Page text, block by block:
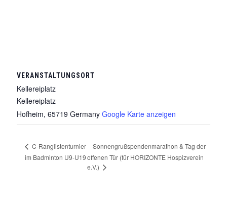
VERANSTALTUNGSORT
Kellereiplatz
Kellereiplatz
Hofheim, 65719 Germany Google Karte anzeigen
C-Ranglistenturnier
im Badminton U9-U19
Sonnengrußspendenmarathon & Tag der
offenen Tür (für HORIZONTE Hospizverein
e.V.)